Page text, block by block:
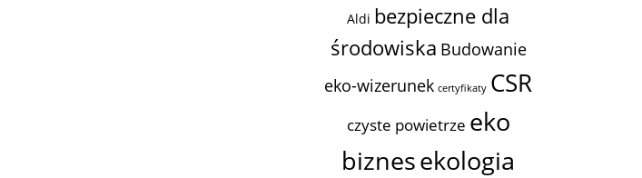
Aldi bezpieczne dla
środowiska Budowanie
eko-wizerunek certyfikaty CSR
czyste powietrze eko
biznesekologia